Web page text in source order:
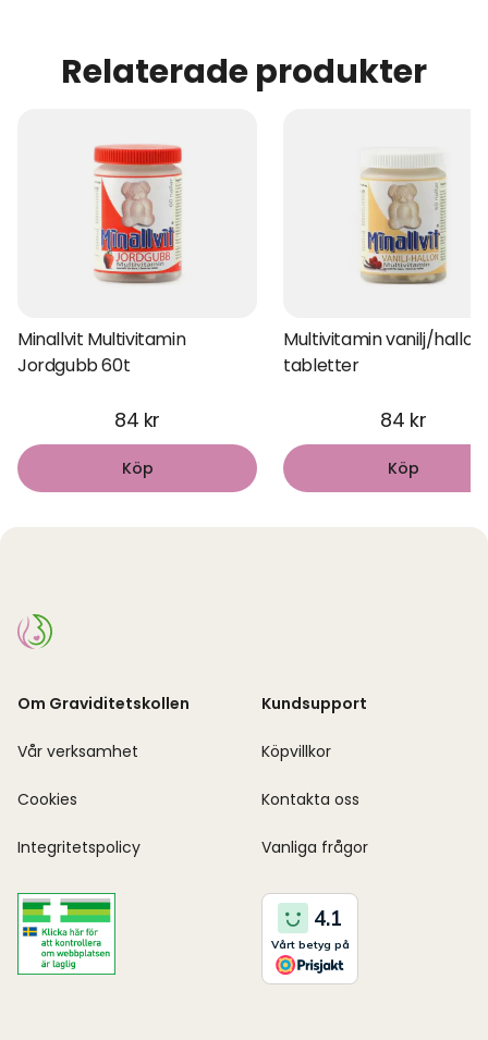
Relaterade produkter
Minallvit Multivitamin
Jordgubb 60t
84 kr
Köp
Multivitamin vanilj/hallon
tabletter
84 kr
Köp
Om Graviditetskollen
Vår verksamhet
Cookies
Integritetspolicy
Kundsupport
Köpvillkor
Kontakta oss
Vanliga frågor